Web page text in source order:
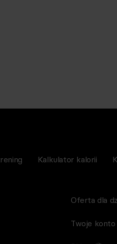
Kalkulator kalorii
Oferta dla
Twoje konto